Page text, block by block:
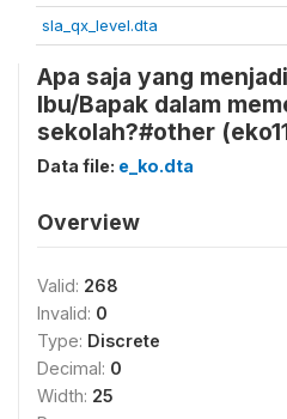
sla_qx_level.dta
Apa saja yang
Ibu/Bapak dalam
sekolah?#other
Data file: e_ko.dta
Overview
Valid: 268
Invalid: 0
Type: Discrete
Decimal: 0
Width: 25